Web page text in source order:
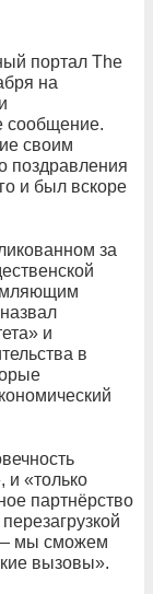
портал The
на
сообщение.
своим
поздравления
и был вскоре
за
и
в
и «только
партнёрство
— мы сможем
вызовы».